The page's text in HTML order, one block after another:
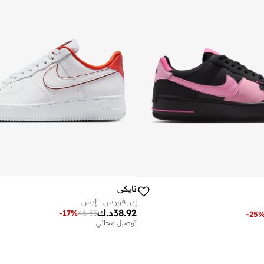
-25
نايكي
إير فورس ' إيس
د.ك38.92
46.55
-17%
توصيل مجاني